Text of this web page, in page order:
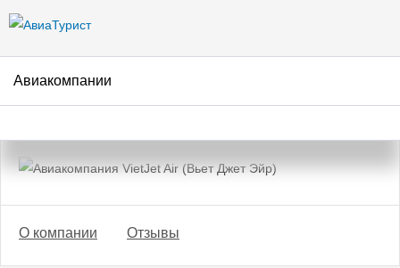
Авиакомпании
Авиакомпания VietJet Air (Вьет
О компании Отзывы